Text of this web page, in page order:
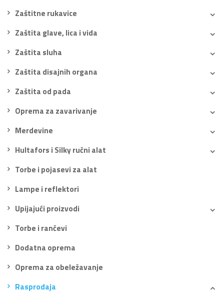
Zaštitne rukavice
Zaštita glave, lica i vida
Zaštita sluha
Zaštita disajnih organa
Zaštita od pada
Oprema za zavarivanje
Merdevine
Hultafors i Silky ručni alat
Torbe i pojasevi za alat
Lampe i reflektori
Upijajući proizvodi
Torbe i rančevi
Dodatna oprema
Oprema za obeležavanje
Rasprodaja